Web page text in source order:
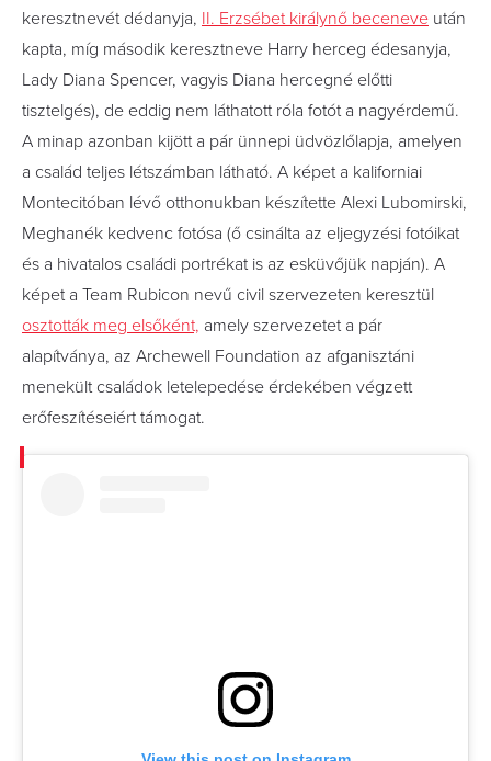
keresztnevét dédanyja, II. Erzsébet királynő beceneve után
kapta, míg második keresztneve Harry herceg édesanyja,
Lady Diana Spencer, vagyis Diana hercegné előtti
tisztelgés), de eddig nem láthatott róla fotót a nagyérdemű.
A minap azonban kijött a pár ünnepi üdvözlőlapja, amelyen
a család teljes létszámban látható. A képet a kaliforniai
Montecitóban lévő otthonukban készítette Alexi Lubomirski,
Meghanék kedvenc fotósa (ő csinálta az eljegyzési fotóikat
és a hivatalos családi portrékat is az esküvőjük napján). A
képet a Team Rubicon nevű civil szervezeten keresztül
osztották meg elsőként, amely szervezetet a pár
alapítványa, az Archewell Foundation az afganisztáni
menekült családok letelepedése érdekében végzett
erőfeszítéseiért támogat.